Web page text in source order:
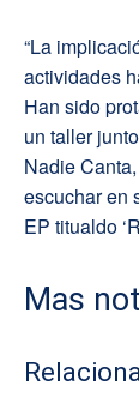
“La
actividades
Han sido
un taller
Nadie
escuchar en
EP titualdo
Mas